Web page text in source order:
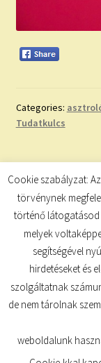
Categories:
Tudatkulcs
Bejegyzés
navigáció
post:
© TUDATKULCS
Cookie szabályzat:
törvénynek
történő látogatásod
melyek
segítségével
hirdetéseket és
szolgáltatnak
de nem tárolnak
weboldalunk